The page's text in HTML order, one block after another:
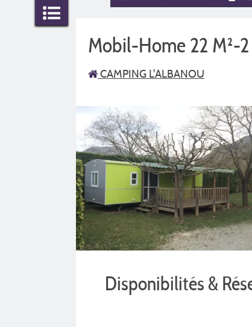
Mobil-Home 22 M²-
CAMPING L'ALBANOU
Disponibilités &